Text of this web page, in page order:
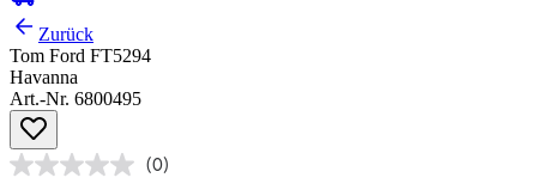
Zurück
Tom Ford FT5294
Havanna
Art.-Nr. 6800495
(0)